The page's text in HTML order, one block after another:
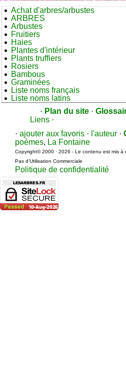
Achat d'arbres/arbustes
ARBRES
Arbustes
Fruitiers
Haies
Plantes d'intérieur
Plants truffiers
Rosiers
Bambous
Graminées
Liste noms français
Liste noms latins
· Plan du site ·
Liens ·
· ajouter aux favoris · l'auteur ·
poèmes, La Fontaine
Copyright© 2000 · 2026 - Le contenu est mis à
Pas d’Utilisation Commerciale
Politique de confidentialité